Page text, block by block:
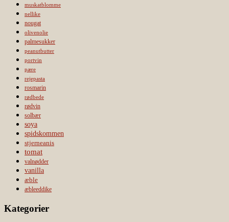
muskatblomme
nellike
nougat
olivenolie
palmesukker
peanutbutter
portvin
pære
rejepasta
rosmarin
rødbede
rødvin
solbær
soya
spidskommen
stjerneanis
tomat
valnødder
vanilla
æble
æbleeddike
Kategorier